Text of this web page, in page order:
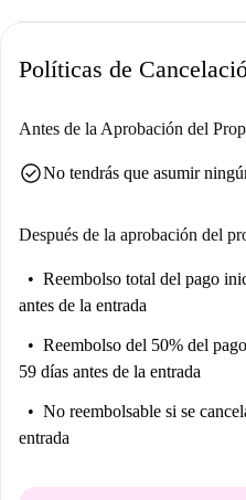
Políticas de
Antes de la Aprobación del
check_circleNo tendrás que asumir
Después de la aprobación del
Reembolso total del pago
antes de la entrada
Reembolso del 50% del
59 días antes de la entrada
No reembolsable si se
entrada